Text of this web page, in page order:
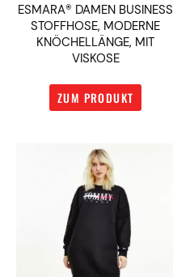
ESMARA® DAMEN BUSINESS
STOFFHOSE, MODERNE
KNÖCHELLÄNGE, MIT
VISKOSE
ZUM PRODUKT